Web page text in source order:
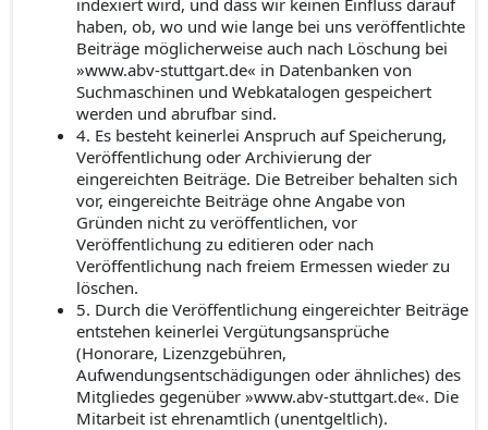
indexiert wird, und dass wir keinen Einfluss darauf
haben, ob, wo und wie lange bei uns veröffentlichte
Beiträge möglicherweise auch nach Löschung bei
»www.abv-stuttgart.de« in Datenbanken von
Suchmaschinen und Webkatalogen gespeichert
werden und abrufbar sind.
4. Es besteht keinerlei Anspruch auf Speicherung,
Veröffentlichung oder Archivierung der
eingereichten Beiträge. Die Betreiber behalten sich
vor, eingereichte Beiträge ohne Angabe von
Gründen nicht zu veröffentlichen, vor
Veröffentlichung zu editieren oder nach
Veröffentlichung nach freiem Ermessen wieder zu
löschen.
5. Durch die Veröffentlichung eingereichter Beiträge
entstehen keinerlei Vergütungsansprüche
(Honorare, Lizenzgebühren,
Aufwendungsentschädigungen oder ähnliches) des
Mitgliedes gegenüber »www.abv-stuttgart.de«. Die
Mitarbeit ist ehrenamtlich (unentgeltlich).